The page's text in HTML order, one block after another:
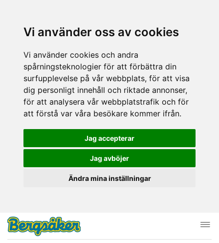
Vi använder oss av cookies
Vi använder cookies och andra
spårningsteknologier för att förbättra din
surfupplevelse på vår webbplats, för att visa
dig personligt innehåll och riktade annonser,
för att analysera vår webbplatstrafik och för
att förstå var våra besökare kommer ifrån.
Jag accepterar
Jag avböjer
Ändra mina inställningar